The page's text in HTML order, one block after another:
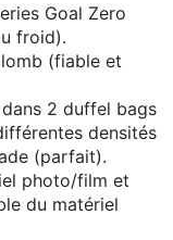
Goal Zero
froid).
(fiable et
2 duffel bags
densités
(parfait).
photo/film et
du matériel